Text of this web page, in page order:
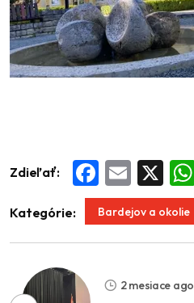
Zdieľať: Facebook
Email
Kategórie: Bardejov a okolie
2 mesiace ago